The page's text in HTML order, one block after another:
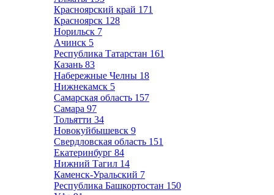
Красноярский край 171
Красноярск 128
Норильск 7
Ачинск 5
Республика Татарстан 161
Казань 83
Набережные Челны 18
Нижнекамск 5
Самарская область 157
Самара 97
Тольятти 34
Новокуйбышевск 9
Свердловская область 151
Екатеринбург 84
Нижний Тагил 14
Каменск-Уральский 7
Республика Башкортостан 150